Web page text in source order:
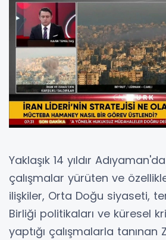
Yaklaşık 14 yıldır
çalışmalar yürüten ve
ilişkiler, Orta Doğu siyaseti,
Birliği politikaları ve küresel
yaptığı çalışmalarla tanınan